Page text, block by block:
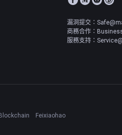
漏洞提交：
商務合作：
服務支持：
Feixiaohao